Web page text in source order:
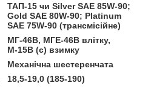
ТАП-15 чи Silver SAE 85W-90;
Gold SAE 80W-90; Platinum
SAE 75W-90 (трансмісійне)
МГ-46В, МГЕ-46В влітку,
М-15В (с) взимку
Механічна шестеренчата
18,5-19,0 (185-190)